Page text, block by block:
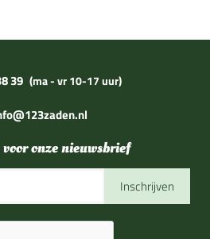
39 (ma - vr 10-17 uur)
onze nieuwsbrief
Inschrijven